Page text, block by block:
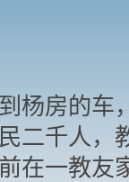
杨房的车
二千人，
在一教友